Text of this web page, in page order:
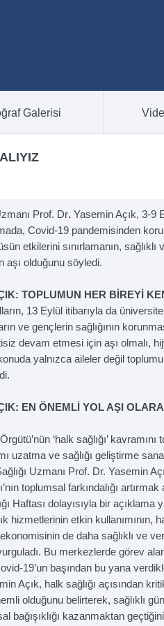
Galerisi
Prof. Dr. Yasemin Açık, 3-9
Covid-19 pandemisinden
etkilerini sınırlamanın,
aşı olduğunu söyledi.
TOPLUMUN HER BİREYİ
13 Eylül itibarıyla da
ve gençlerin sağlığının
devam etmesi için aşı olmalı,
yalnızca aileler değil
EN ÖNEMLİ YOL AŞI
‘halk sağlığı’
uzatma ve sağlığı geliştirme
Uzmanı Prof. Dr. Yasemin
toplumsal farkındalığı
Haftası dolayısıyla bir
hizmetlerinin etkin kullanımının,
de daha sağlıklı ve
Bu merkezlerde görev
19’un başından bu yana
Açık, halk sağlığı açısından
olduğunu belirterek, sağlıklı
bağışıklığı kazanmaktan